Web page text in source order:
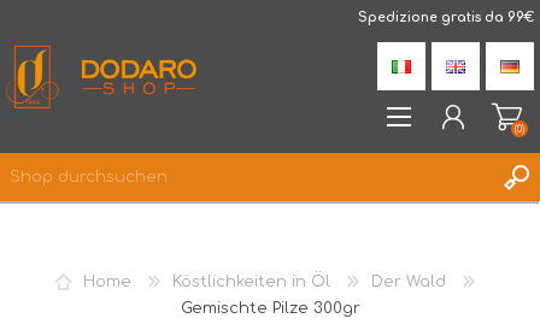
Spedizione gratis da 99€
WUNSCHLISTE
(0)
Home Köstlichkeiten in Öl
Der Wald
Gemischte Pilze 300gr